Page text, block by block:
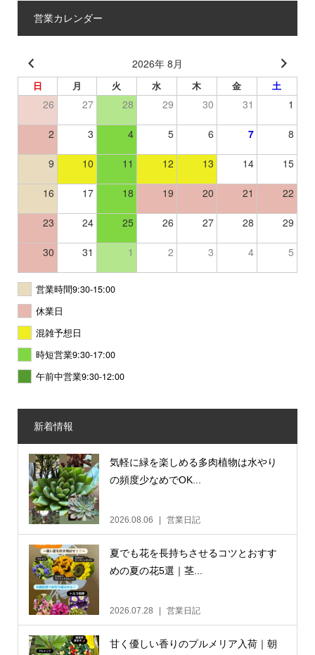
営業カレンダー
2026年 8月
日 月 火 水 木 金 土
26 27 28 29 30 31 1
2 3 4 5 6 7 8
9 10 11 12 13 14 15
16 17 18 19 20 21 22
23 24 25 26 27 28 29
30 31 1 2 3 4 5
営業時間9:30-15:00
休業日
混雑予想日
時短営業9:30-17:00
午前中営業9:30-12:00
新着情報
気軽に緑を楽しめる多肉植物は水やり
の頻度少なめでOK...
2026.08.06 営業日記
夏でも花を長持ちさせるコツとおすす
めの夏の花5選｜茎...
2026.07.28 営業日記
甘く優しい香りのプルメリア入荷｜朝